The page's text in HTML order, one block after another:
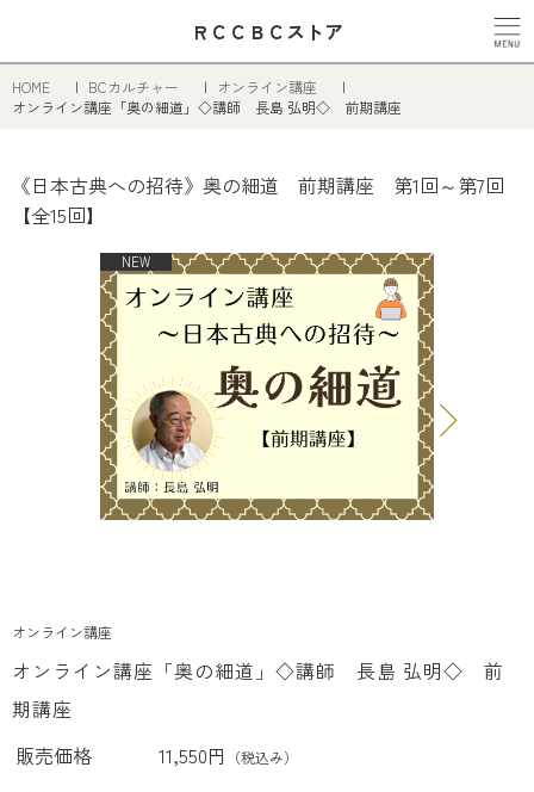
ＲＣＣＢＣストア
HOME BCカルチャー
オンライン講座
オンライン講座「奥の細道」◇講師 長島 弘明◇ 前期講座
《日本古典への招待》奥の細道 前期講座 第1回～第7回
【全15回】
オンライン講座
オンライン講座「奥の細道」◇講師 長島 弘明◇ 前
期講座
販売価格
11,550円 （税込み）